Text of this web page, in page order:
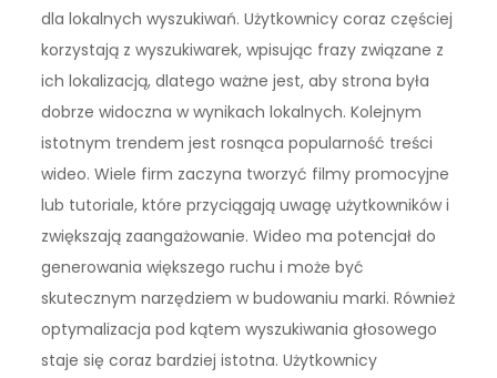
dla lokalnych wyszukiwań. Użytkownicy coraz częściej
korzystają z wyszukiwarek, wpisując frazy związane z
ich lokalizacją, dlatego ważne jest, aby strona była
dobrze widoczna w wynikach lokalnych. Kolejnym
istotnym trendem jest rosnąca popularność treści
wideo. Wiele firm zaczyna tworzyć filmy promocyjne
lub tutoriale, które przyciągają uwagę użytkowników i
zwiększają zaangażowanie. Wideo ma potencjał do
generowania większego ruchu i może być
skutecznym narzędziem w budowaniu marki. Również
optymalizacja pod kątem wyszukiwania głosowego
staje się coraz bardziej istotna. Użytkownicy